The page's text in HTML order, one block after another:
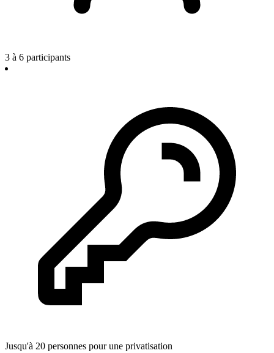
3 à 6 participants
Jusqu'à 20 personnes pour une privatisation